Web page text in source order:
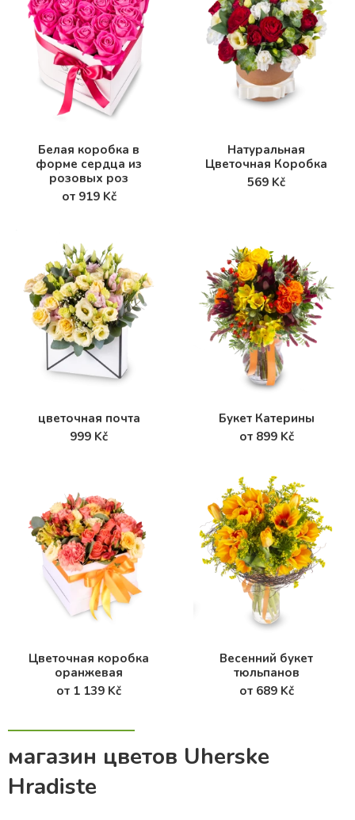
Белая коробка в
форме сердца из
розовых роз
от 919 Kč
Натуральная
Цветочная Коробка
569 Kč
цветочная почта
999 Kč
Букет Катерины
от 899 Kč
Цветочная коробка
оранжевая
от 1 139 Kč
Весенний букет
тюльпанов
от 689 Kč
магазин цветов Uherske
Hradiste